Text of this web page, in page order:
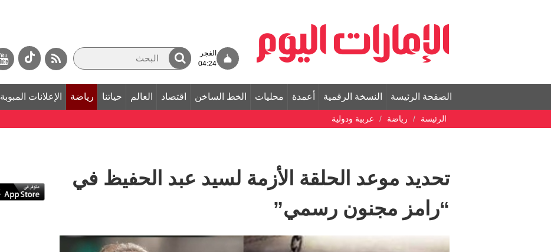
الفجر
04:24
الصفحة الرئيسة النسخة الرقمية أعمدة محليات الخط الساخن اقتصاد العالم حياتنا رياضة الإعلانات المبوبة
الرئيسة رياضة عربية ودولية
تحديد موعد الحلقة الأزمة لسيد عبد الحفيظ في
“رامز مجنون رسمي”